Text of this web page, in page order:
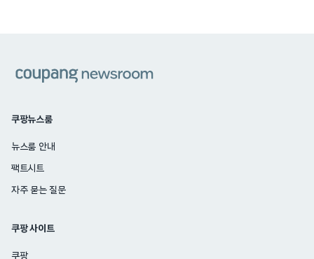
쿠팡뉴스룸
뉴스룸 안내
팩트시트
자주 묻는 질문
쿠팡 사이트
쿠팡